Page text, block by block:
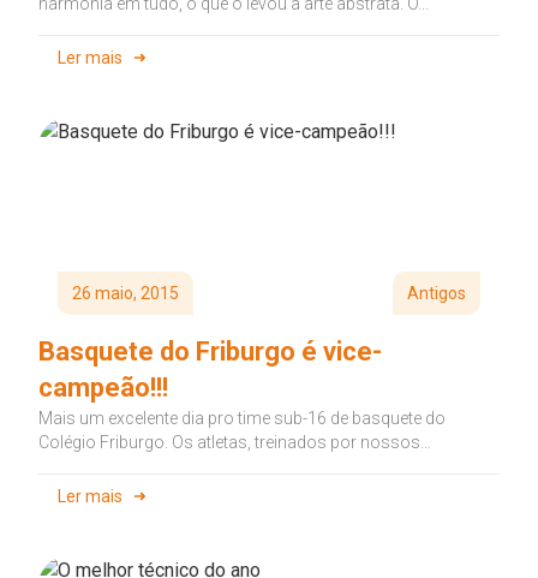
Ler mais
26 maio, 2015 Antigos
Basquete do Friburgo é vice-
campeão!!!
Mais um excelente dia pro time sub-16 de basquete do
Colégio Friburgo. Os atletas, treinados por nossos
Ler mais